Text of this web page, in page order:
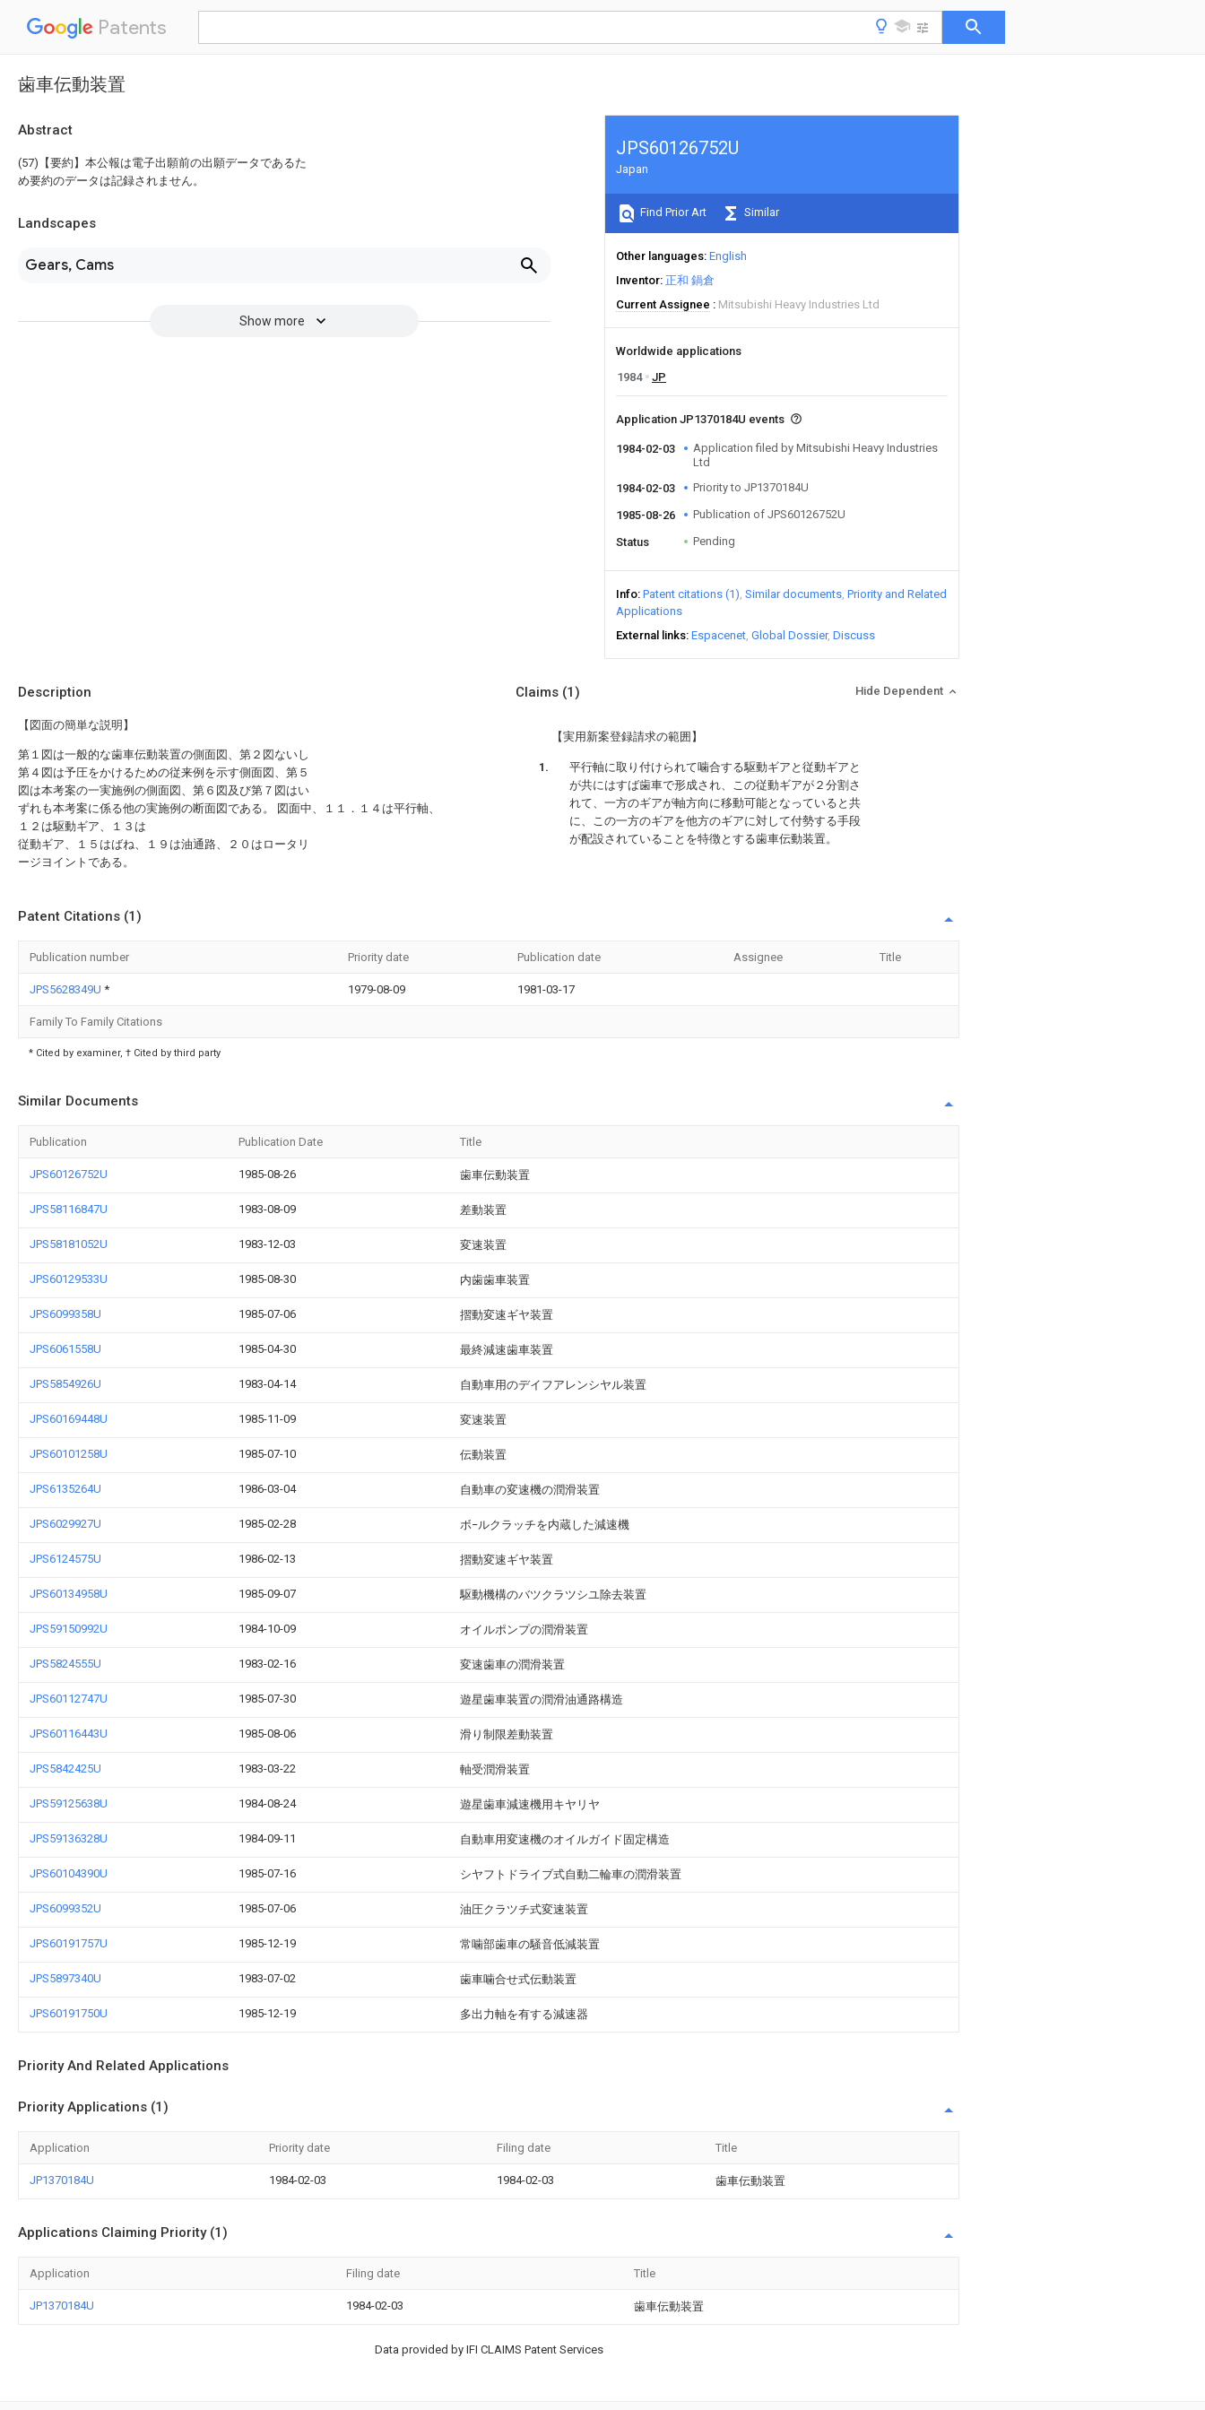
Patents
歯車伝動装置
Abstract
(57)【要約】本公報は電子出願前の出願データであるた
め要約のデータは記録されません。
Landscapes
Gears, Cams
Show more
JPS60126752U
Japan
Find Prior Art Similar
Other languages English
Inventor 正和 鍋倉
Current Assignee
Mitsubishi Heavy Industries Ltd
Worldwide applications
1984
JP
Application JP1370184U events
1984-02-03
Application filed by Mitsubishi Heavy Industries
Ltd
1984-02-03
Priority to JP1370184U
1985-08-26 Publication of JPS60126752U
Status Pending
Info Patent citations (1) Similar documents Priority and Related
Applications
External links Espacenet Global Dossier Discuss
Description
【図面の簡単な説明】
第１図は一般的な歯車伝動装置の側面図、第２図ないし
第４図は予圧をかけるための従来例を示す側面図、第５
図は本考案の一実施例の側面図、第６図及び第７図はい
ずれも本考案に係る他の実施例の断面図である。 図面中、１１．１４は平行軸、
１２は駆動ギア、１３は
従動ギア、１５はばね、１９は油通路、２０はロータリ
ージヨイントである。
Claims (1) Hide Dependent
【実用新案登録請求の範囲】
平行軸に取り付けられて噛合する駆動ギアと従動ギアと
が共にはすば歯車で形成され、この従動ギアが２分割さ
れて、一方のギアが軸方向に移動可能となっていると共
に、この一方のギアを他方のギアに対して付勢する手段
が配設されていることを特徴とする歯車伝動装置。
Patent Citations (1)
Publication number Priority date Publication date Assignee Title
JPS5628349U * 1979-08-09 1981-03-17
Family To Family Citations
* Cited by examiner, † Cited by third party
Similar Documents
Publication Publication Date Title
JPS60126752U 1985-08-26 歯車伝動装置
JPS58116847U 1983-08-09 差動装置
JPS58181052U 1983-12-03 変速装置
JPS60129533U 1985-08-30 内歯歯車装置
JPS6099358U 1985-07-06 摺動変速ギヤ装置
JPS6061558U 1985-04-30 最終減速歯車装置
JPS5854926U 1983-04-14 自動車用のデイフアレンシヤル装置
JPS60169448U 1985-11-09 変速装置
JPS60101258U 1985-07-10 伝動装置
JPS6135264U 1986-03-04 自動車の変速機の潤滑装置
JPS6029927U 1985-02-28 ボ−ルクラッチを内蔵した減速機
JPS6124575U 1986-02-13 摺動変速ギヤ装置
JPS60134958U 1985-09-07 駆動機構のバツクラツシユ除去装置
JPS59150992U 1984-10-09 オイルポンプの潤滑装置
JPS5824555U 1983-02-16 変速歯車の潤滑装置
JPS60112747U 1985-07-30 遊星歯車装置の潤滑油通路構造
JPS60116443U 1985-08-06 滑り制限差動装置
JPS5842425U 1983-03-22 軸受潤滑装置
JPS59125638U 1984-08-24 遊星歯車減速機用キヤリヤ
JPS59136328U 1984-09-11 自動車用変速機のオイルガイド固定構造
JPS60104390U 1985-07-16 シヤフトドライブ式自動二輪車の潤滑装置
JPS6099352U 1985-07-06 油圧クラツチ式変速装置
JPS60191757U 1985-12-19 常噛部歯車の騒音低減装置
JPS5897340U 1983-07-02 歯車噛合せ式伝動装置
JPS60191750U 1985-12-19 多出力軸を有する減速器
Priority And Related Applications
Priority Applications (1)
Application Priority date Filing date Title
JP1370184U 1984-02-03 1984-02-03 歯車伝動装置
Applications Claiming Priority (1)
Application Filing date Title
JP1370184U 1984-02-03 歯車伝動装置
Data provided by IFI CLAIMS Patent Services